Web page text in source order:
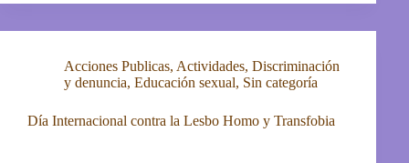
Acciones Publicas, Actividades, Discriminación
y denuncia, Educación sexual, Sin categoría
Día Internacional contra la Lesbo Homo y Transfobia